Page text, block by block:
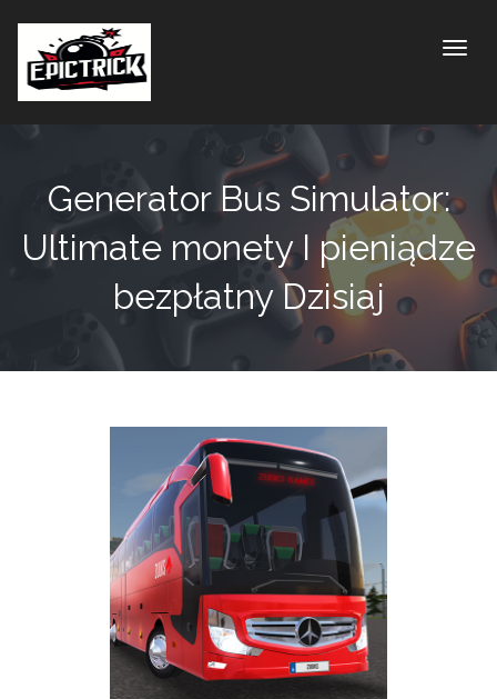
Generator Bus Simulator:
Ultimate monety I pieniądze
bezpłatny Dzisiaj